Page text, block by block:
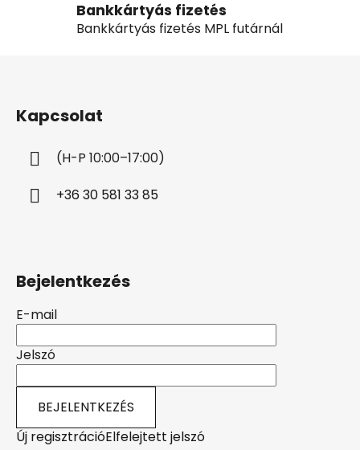
Bankkártyás fizetés
Bankkártyás fizetés MPL futárnál
Kapcsolat
(H-P 10:00–17:00)
+36 30 581 33 85
Bejelentkezés
E-mail
Jelszó
BEJELENTKEZÉS
Új regisztrációElfelejtett jelszó